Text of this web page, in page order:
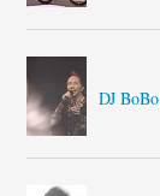
DJ BoBo